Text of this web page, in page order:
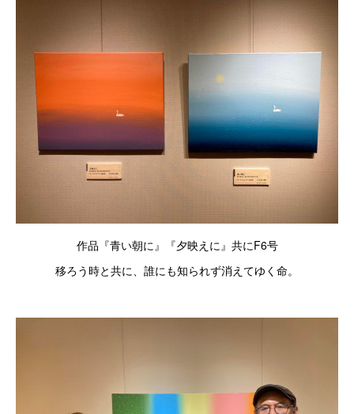
作品『青い朝に』『夕映えに』共にF6号
移ろう時と共に、誰にも知られず消えてゆく命。